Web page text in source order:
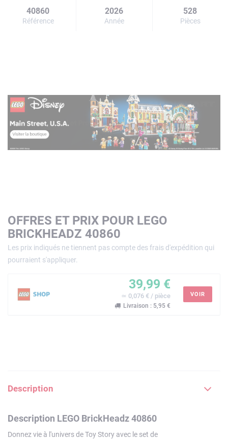
40860
Référence
2026
Année
528
Pièces
OFFRES ET PRIX POUR LEGO
BRICKHEADZ 40860
Les prix indiqués ne tiennent pas compte des frais d'expédition qui
pourraient s'appliquer.
39,99 €
≃ 0,076 € / pièce
Livraison : 5,95 €
VOIR
Description
Description LEGO BrickHeadz 40860
Donnez vie à l'univers de Toy Story avec le set de